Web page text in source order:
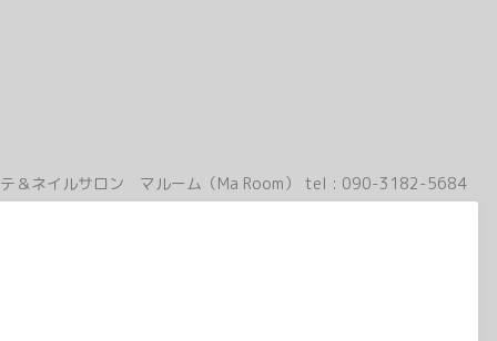
＆ネイルサロン マルーム（Ma Room） tel : 090-3182-5684